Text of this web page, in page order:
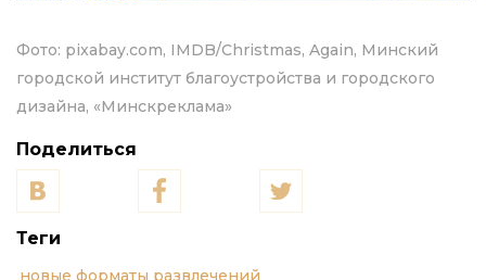
Фото: pixabay.com, IMDB/Christmas, Again, Минский
городской институт благоустройства и городского
дизайна, «Минскреклама»
Поделиться
Теги
новые форматы развлечений